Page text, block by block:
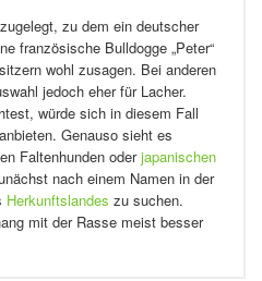
zu dem ein deutscher
französische Bulldogge „Peter“
wohl zusagen. Bei anderen
jedoch eher für Lacher.
würde sich in diesem Fall
anbieten. Genauso sieht es
Faltenhunden oderjapanischen
nach einem Namen in der
Herkunftslandes zu suchen.
mit der Rasse meist besser